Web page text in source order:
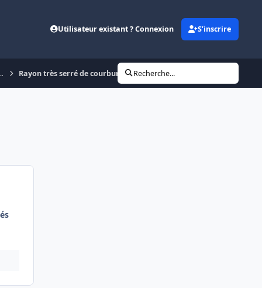
Utilisateur existant ? Connexion S’inscrire
Rayon très serré de courbure du raccordement entre Nanterre
Recherche...